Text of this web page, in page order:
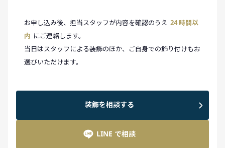
お申し込み後、担当スタッフが内容を確認のうえ 24 時間以
内 にご連絡します。
当日はスタッフによる装飾のほか、ご自身での飾り付けもお
選びいただけます。
装飾を相談する
LINE で相談